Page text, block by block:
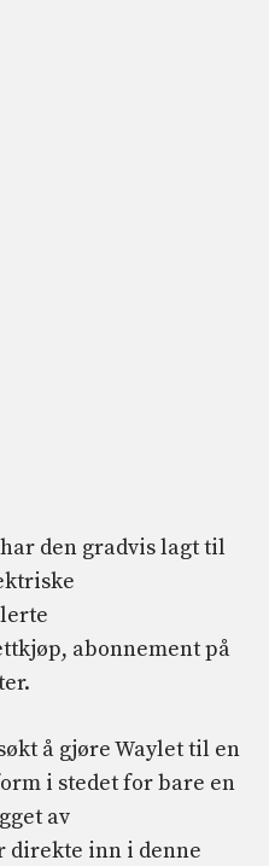
den gradvis lagt til
abonnement på
å gjøre Waylet til en
i stedet for bare en
av
direkte inn i denne